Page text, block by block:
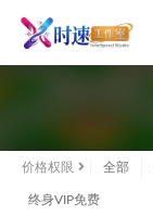
价格权限 全部
终身VIP免费